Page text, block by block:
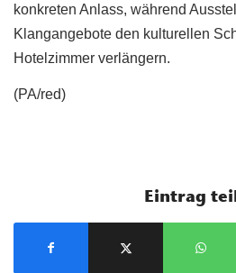
konkreten Anlass, während
Klangangebote den kulturellen
Hotelzimmer verlängern.
(PA/red)
Eintrag